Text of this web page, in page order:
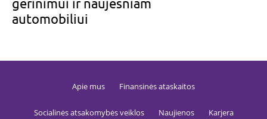
automobiliui
Apie mus Finansinės ataskaitos
Socialinės atsakomybės veiklos Naujienos Karjera
SECSESSID
www.gfbankas.lt